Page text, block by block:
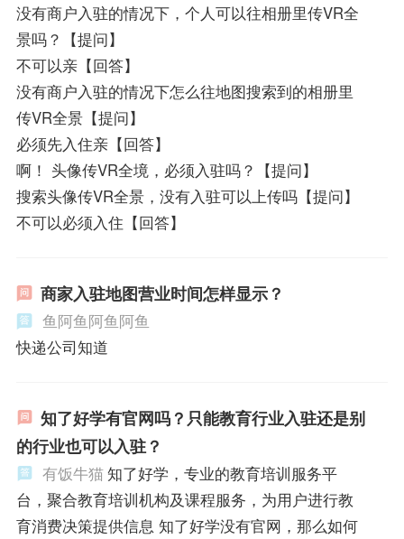
没有商户入驻的情况下，个人可以往相册里传VR全
景吗？【提问】
不可以亲【回答】
没有商户入驻的情况下怎么往地图搜索到的相册里
传VR全景【提问】
必须先入住亲【回答】
啊！ 头像传VR全境，必须入驻吗？【提问】
搜索头像传VR全景，没有入驻可以上传吗【提问】
不可以必须入住【回答】
商家入驻地图营业时间怎样显示？
鱼阿鱼阿鱼阿鱼
快递公司知道
知了好学有官网吗？只能教育行业入驻还是别
的行业也可以入驻？
有饭牛猫知了好学，专业的教育培训服务平
台，聚合教育培训机构及课程服务，为用户进行教
育消费决策提供信息 知了好学没有官网，那么如何